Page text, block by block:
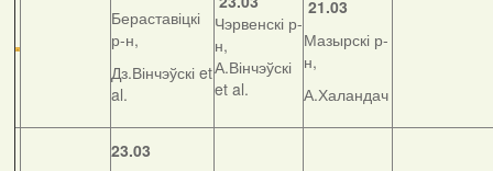
Бераставіцкі
р-н,
Дз.Вінчэўскі et
al.
Чэрвенскі р-
н,
А.Вінчэўскі
et al.
21.03
Мазырскі р-
н,
А.Халандач
23.03